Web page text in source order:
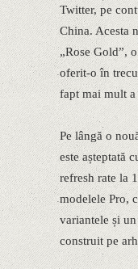
Twitter, pe
China. Acesta
„Rose Gold”,
oferit-o în
fapt mai mult a
Pe lângă o
este așteptată
refresh rate la
modelele Pro,
variantele și
construit pe